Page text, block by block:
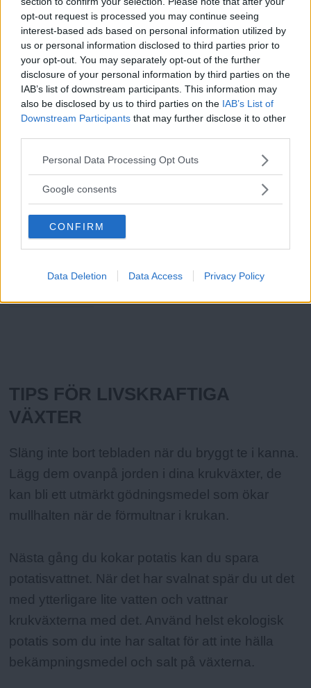
opt-out request is processed you may continue seeing
interest-based ads based on personal information utilized by
us or personal information disclosed to third parties prior to
your opt-out. You may separately opt-out of the further
disclosure of your personal information by third parties on the
IAB’s list of downstream participants. This information may
also be disclosed by us to third parties on the IAB’s List of
Downstream Participants that may further disclose it to other
Please note that this website/app uses one or more Google
not limited to your visit or usage behaviour. You may click to
use your data for below specified purposes in below Google
consent section.
Personal Data Processing Opt Outs
Google consents
CONFIRM
Data Deletion Data Access Privacy Policy
Läs Frias efterträdare!
Syreär Sveriges enda gröna dagstidning som
finns både digitalt och i tryck.
på en känsla, enligt Lena Månsson. Den känslan
bygger på erfarenhet man fått efter att ha iakttagit
växter, sett vad de mår bra av och hur de ser ut när de
mår dåligt.
– Grunden kring växter går förstås att läsa sig till, men
slutklämmen bygger på egna erfarenheter och
iakttagelser. Gå gärna och titta på dina krukväxter ofta,
gärna flera dagar i veckan för att tidigt upptäcka
sjukdomar eller djur och se hur de mår, säger Lena
Månsson.
TIPS FÖR LIVSKRAFTIGA
VÄXTER
Släng inte bort tebladen när du bryggt te i kanna.
Lägg dem ovanpå jorden i dina krukväxter, de
kan bli ett utmärkt gödningsmedel som ökar
mullhalten när de förmultnar i krukan.
Nästa gång du kokar potatis kan du spara
potatisvattnet. När det har svalnat spär du ut det
med ytterligare lite vatten och vattnar
krukväxterna med det. Använd helst ekologisk
potatis som du inte har saltat för att inte hälla
bekämpningsmedel och salt på växterna.